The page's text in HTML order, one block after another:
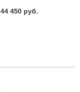
44 450 руб.